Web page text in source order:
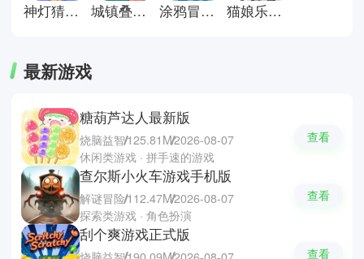
神灯猜人名官方正版 城镇叠叠乐正版 涂鸦冒险家安卓版 猫娘乐园galgame游戏
最新游戏
糖葫芦达人最新版
烧脑益智125.81M2026-08-07
休闲类游戏 · 拼手速的游戏
查看
查尔斯小火车游戏手机版
解谜冒险112.47M2026-08-07
探索类游戏 · 角色扮演
查看
刮个爽游戏正式版
查看